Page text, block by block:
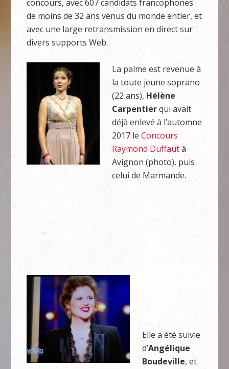
concours, avec 607 candidats francophones
de moins de 32 ans venus du monde entier, et
avec une large retransmission en direct sur
divers supports Web.
La palme est revenue à
la toute jeune soprano
(22 ans), Hélène
Carpentierqui avait
déjà enlevé à l’automne
2017 leConcours
Raymond Duffautà
Avignon (photo), puis
celui de Marmande.
Elle a été suivie
d’Angélique
Boudeville, et